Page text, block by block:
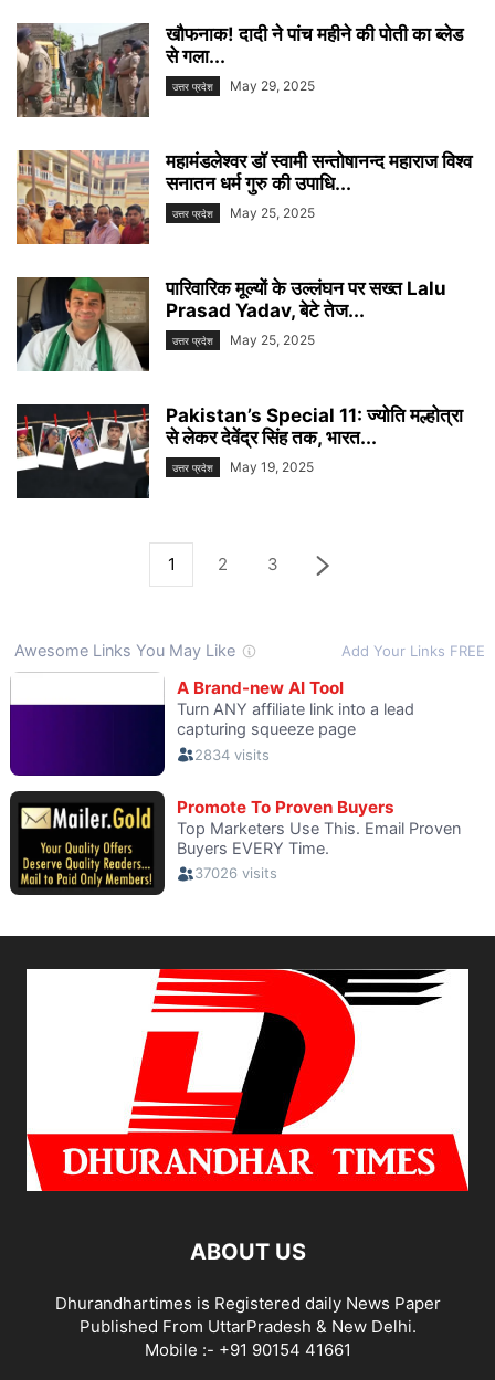
खौफनाक! दादी ने पांच महीने की पोती का ब्लेड
से गला...
उत्तर प्रदेश May 29, 2025
महामंडलेश्वर डाॅ स्वामी सन्तोषानन्द महाराज विश्व
सनातन धर्म गुरु की उपाधि...
उत्तर प्रदेश May 25, 2025
पारिवारिक मूल्यों के उल्लंघन पर सख्त Lalu
Prasad Yadav, बेटे तेज...
उत्तर प्रदेश May 25, 2025
Pakistan’s Special 11: ज्योति मल्होत्रा ​​
से लेकर देवेंद्र सिंह तक, भारत...
उत्तर प्रदेश May 19, 2025
1 2 3
ABOUT US
Dhurandhartimes is Registered daily News Paper
Published From UttarPradesh & New Delhi.
Mobile :- +91 90154 41661